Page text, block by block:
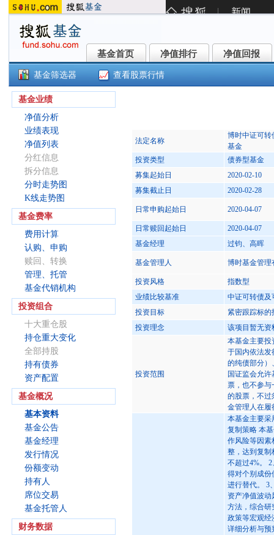
基金首页
基金首页 净值排行
净值排行 净值回报
净值回报
基金筛选器 查看股票行情
基金业绩
净值分析
业绩表现
净值列表
分红信息
拆分信息
分时走势图
K线走势图
基金费率
费用计算
认购、申购
赎回、转换
管理、托管
基金代销机构
投资组合
十大重仓股
持仓重大变化
全部持股
持有债券
资产配置
基金概况
基本资料
基金公告
基金经理
发行情况
份额变动
持有人
席位交易
基金托管人
财务数据
法定名称
博时中证可转
基金
投资类型
债券型基金
募集起始日
2020-02-10
募集截止日
2020-02-28
日常申购起始日 2020-04-07
日常赎回起始日
2020-04-07
基金经理
过钧、高晖
基金管理人 博时基金管理
投资风格
指数型
业绩比较基准
中证可转债及
投资目标
紧密跟踪标
投资理念
该项目暂无资
投资范围
本基金主要投
于国内依法发
的纯债部分）
国证监会允
票，也不参与
的股票，不过
金管理人在履
本基金主要采
复制策略 本
作风险等因素
整，达到复制
不超过4%。
得对个别成份
进行替代。 3
资产净值波动
方法，综合研
政策等宏观经
详细分析与预